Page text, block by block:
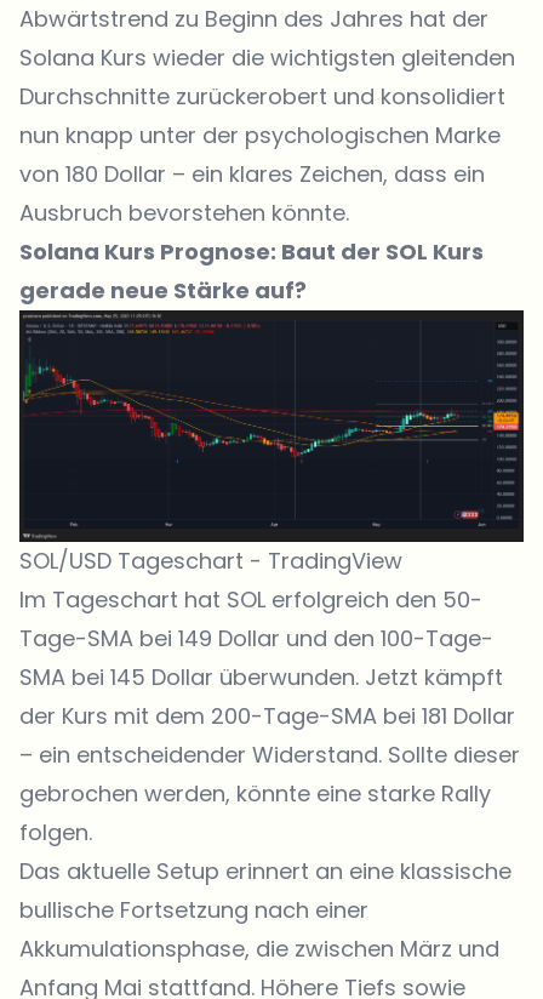
Abwärtstrend zu Beginn des Jahres hat der
Solana Kurs wieder die wichtigsten gleitenden
Durchschnitte zurückerobert und konsolidiert
nun knapp unter der psychologischen Marke
von 180 Dollar – ein klares Zeichen, dass ein
Ausbruch bevorstehen könnte.
Solana Kurs Prognose: Baut der SOL Kurs
gerade neue Stärke auf?
SOL/USD Tageschart - TradingView
Im Tageschart hat SOL erfolgreich den 50-
Tage-SMA bei 149 Dollar und den 100-Tage-
SMA bei 145 Dollar überwunden. Jetzt kämpft
der Kurs mit dem 200-Tage-SMA bei 181 Dollar
– ein entscheidender Widerstand. Sollte dieser
gebrochen werden, könnte eine starke Rally
folgen.
Das aktuelle Setup erinnert an eine klassische
bullische Fortsetzung nach einer
Akkumulationsphase, die zwischen März und
Anfang Mai stattfand. Höhere Tiefs sowie